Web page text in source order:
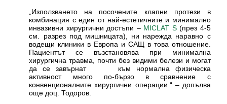
„Използването на посочените клапни протези в
комбинация с един от най-естетичните и минимално
инвазивни хирургични достъпи – MICLAT S(през 4-5
см. разрез под мишницата), ни нарежда наравно с
водещи клиники в Европа и САЩ в това отношение.
Пациентът се възстановява при минимална
хирургична травма, почти без видими белези и могат
да се завърнат към нормална физическа
активност много по-бързо в сравнение с
конвенционалните хирургични операции.“ – допълва
още доц. Тодоров.